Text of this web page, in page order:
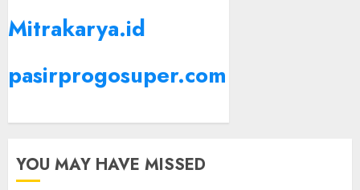
Mitrakarya.id
pasirprogosuper.com
YOU MAY HAVE MISSED